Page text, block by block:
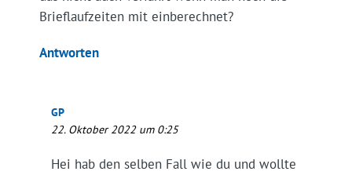
Brieflaufzeiten mit einberechnet?
Antworten
GP
22. Oktober 2022 um 0:25
Hei hab den selben Fall wie du und wollte